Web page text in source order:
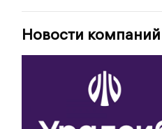
Новости компаний